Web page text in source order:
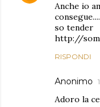
Anche io
so tender
http://
RISPONDI
Anonimo
Adoro la